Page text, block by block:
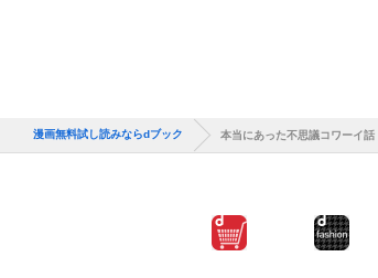
漫画無料試し読みならdブック 本当にあった不思議コワーイ